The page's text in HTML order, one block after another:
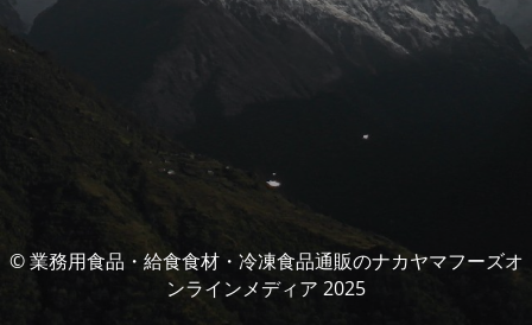
© 業務用食品・給食食材・冷凍食品通販のナカヤマフーズオ
ンラインメディア 2025